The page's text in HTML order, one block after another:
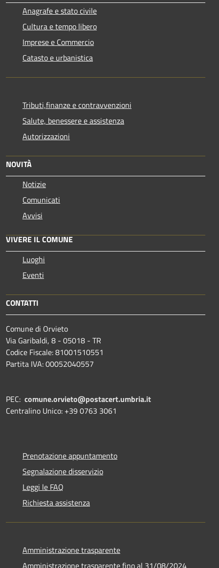
Anagrafe e stato civile
Cultura e tempo libero
Imprese e Commercio
Catasto e urbanistica
Tributi,finanze e contravvenzioni
Salute, benessere e assistenza
Autorizzazioni
NOVITÀ
Notizie
Comunicati
Avvisi
VIVERE IL COMUNE
Luoghi
Eventi
CONTATTI
Comune di Orvieto
Via Garibaldi, 8 - 05018 - TR
Codice Fiscale: 81001510551
Partita IVA: 00052040557
PEC: comune.orvieto@postacert.umbria.it
Centralino Unico: +39 0763 3061
Prenotazione appuntamento
Segnalazione disservizio
Leggi le FAQ
Richiesta assistenza
Amministrazione trasparente
Amministrazione trasparente fino al 31/08/2024